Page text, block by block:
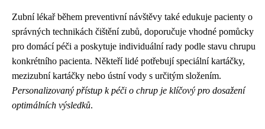
Zubní lékař během preventivní návštěvy také edukuje pacienty o
správných technikách čištění zubů, doporučuje vhodné pomůcky
pro domácí péči a poskytuje individuální rady podle stavu chrupu
konkrétního pacienta. Někteří lidé potřebují speciální kartáčky,
mezizubní kartáčky nebo ústní vody s určitým složením.
Personalizovaný přístup k péči o chrup je klíčový pro dosažení
optimálních výsledků.